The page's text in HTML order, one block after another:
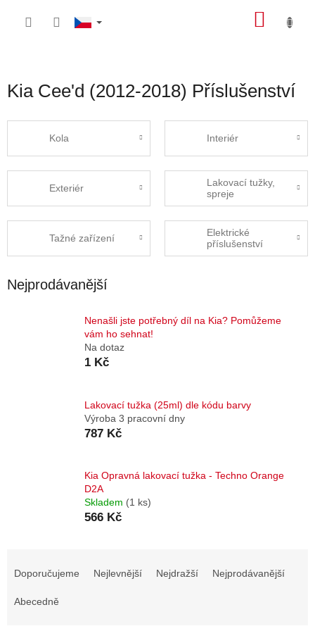
Kia Cee'd (2012-2018) Příslušenství
Kola Interiér
Exteriér
Lakovací tužky,
spreje
Tažné zařízení
Elektrické
příslušenství
Nejprodávanější
Nenašli jste potřebný díl na Kia? Pomůžeme
vám ho sehnat!
Na dotaz
1 Kč
Lakovací tužka (25ml) dle kódu barvy
Výroba 3 pracovní dny
787 Kč
Kia Opravná lakovací tužka - Techno Orange
D2A
Skladem (1 ks)
566 Kč
Doporučujeme Nejlevnější Nejdražší Nejprodávanější
Abecedně